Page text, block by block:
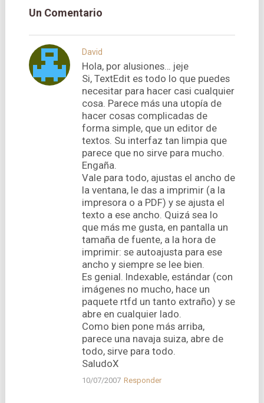
Un Comentario
David
Hola, por alusiones… jeje
Si, TextEdit es todo lo que puedes
necesitar para hacer casi cualquier
cosa. Parece más una utopí­a de
hacer cosas complicadas de
forma simple, que un editor de
textos. Su interfaz tan limpia que
parece que no sirve para mucho.
Engaña.
Vale para todo, ajustas el ancho de
la ventana, le das a imprimir (a la
impresora o a PDF) y se ajusta el
texto a ese ancho. Quizá sea lo
que más me gusta, en pantalla un
tamaña de fuente, a la hora de
imprimir: se autoajusta para ese
ancho y siempre se lee bien.
Es genial. Indexable, estándar (con
imágenes no mucho, hace un
paquete rtfd un tanto extraño) y se
abre en cualquier lado.
Como bien pone más arriba,
parece una navaja suiza, abre de
todo, sirve para todo.
SaludoX
10/07/2007 Responder